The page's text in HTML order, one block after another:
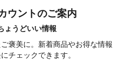
ウントのご案内
ょうどいい情報
褒美に。新着商品やお得な情報
チェックできます。